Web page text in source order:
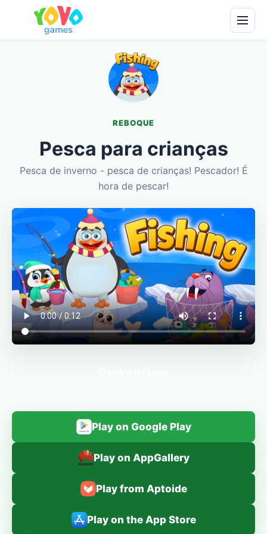
REBOQUE
Pesca para crianças
Pesca de inverno - pesca de crianças! Pescador! É
hora de pescar!
Play on Google Play
Play on AppGallery
Play from Aptoide
Play on the App Store